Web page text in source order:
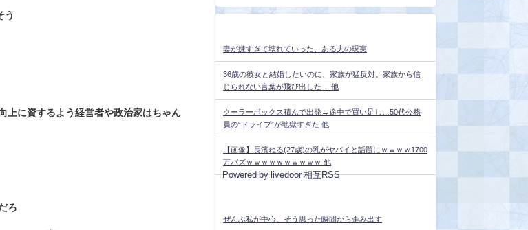
う
上に資するよう経営者や政治家はちゃん
ろ
妻が嫌すぎて壊れていった、ある夫の現実
36歳の彼女と結婚したいのに、家族が猛反対。家族から信
じられない言葉が飛び出した… 他
クーラーボックス積んで出発→途中で買い足し…50代公務
員の“ドライブ”が地獄すぎた 他
【画像】長濱ねる(27歳)の乳がヤバイと話題にｗｗｗｗ1700
万バズｗｗｗｗｗｗｗｗｗｗ 他
Powered by livedoor 相互RSS
ぜんぶ私が中心、そう思った瞬間から歪み出す